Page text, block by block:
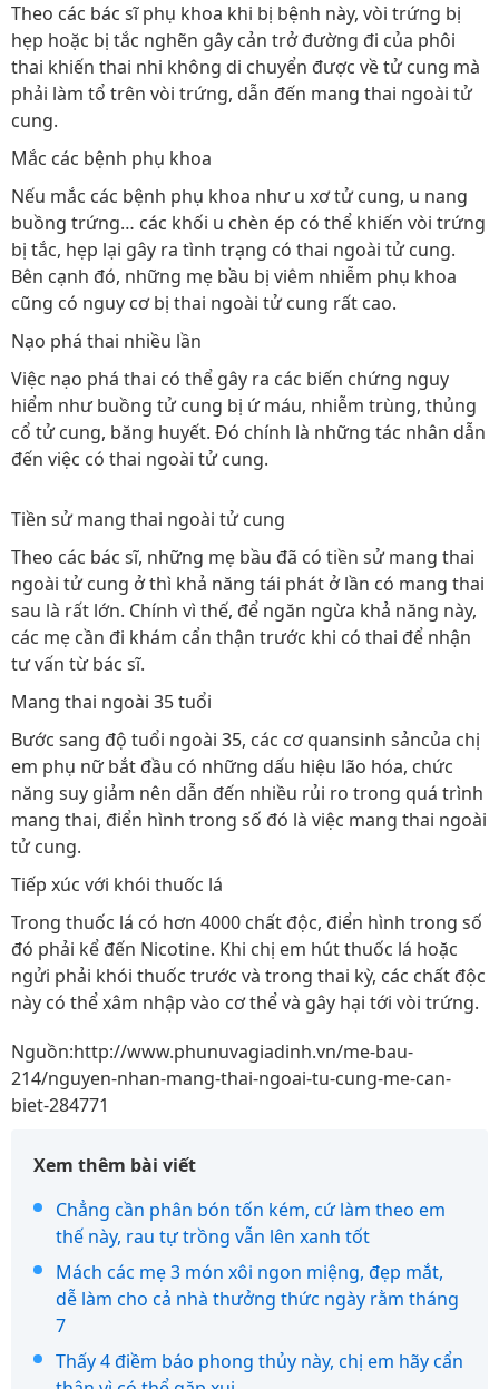
Theo các bác sĩ phụ khoa khi bị bệnh này, vòi trứng bị
hẹp hoặc bị tắc nghẽn gây cản trở đường đi của phôi
thai khiến thai nhi không di chuyển được về tử cung mà
phải làm tổ trên vòi trứng, dẫn đến mang thai ngoài tử
cung.
Mắc các bệnh phụ khoa
Nếu mắc các bệnh phụ khoa như u xơ tử cung, u nang
buồng trứng… các khối u chèn ép có thể khiến vòi trứng
bị tắc, hẹp lại gây ra tình trạng có thai ngoài tử cung.
Bên cạnh đó, những mẹ bầu bị viêm nhiễm phụ khoa
cũng có nguy cơ bị thai ngoài tử cung rất cao.
Nạo phá thai nhiều lần
Việc nạo phá thai có thể gây ra các biến chứng nguy
hiểm như buồng tử cung bị ứ máu, nhiễm trùng, thủng
cổ tử cung, băng huyết. Đó chính là những tác nhân dẫn
đến việc có thai ngoài tử cung.
Tiền sử mang thai ngoài tử cung
Theo các bác sĩ, những mẹ bầu đã có tiền sử mang thai
ngoài tử cung ở thì khả năng tái phát ở lần có mang thai
sau là rất lớn. Chính vì thế, để ngăn ngừa khả năng này,
các mẹ cần đi khám cẩn thận trước khi có thai để nhận
tư vấn từ bác sĩ.
Mang thai ngoài 35 tuổi
Bước sang độ tuổi ngoài 35, các cơ quansinh sảncủa chị
em phụ nữ bắt đầu có những dấu hiệu lão hóa, chức
năng suy giảm nên dẫn đến nhiều rủi ro trong quá trình
mang thai, điển hình trong số đó là việc mang thai ngoài
tử cung.
Tiếp xúc với khói thuốc lá
Trong thuốc lá có hơn 4000 chất độc, điển hình trong số
đó phải kể đến Nicotine. Khi chị em hút thuốc lá hoặc
ngửi phải khói thuốc trước và trong thai kỳ, các chất độc
này có thể xâm nhập vào cơ thể và gây hại tới vòi trứng.
Nguồn:http://www.phunuvagiadinh.vn/me-bau-
214/nguyen-nhan-mang-thai-ngoai-tu-cung-me-can-
biet-284771
Xem thêm bài viết
Chẳng cần phân bón tốn kém, cứ làm theo em
thế này, rau tự trồng vẫn lên xanh tốt
Mách các mẹ 3 món xôi ngon miệng, đẹp mắt,
dễ làm cho cả nhà thưởng thức ngày rằm tháng
7
Thấy 4 điềm báo phong thủy này, chị em hãy cẩn